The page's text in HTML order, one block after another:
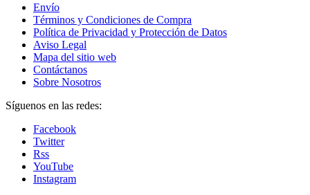
Envío
Términos y Condiciones de Compra
Política de Privacidad y Protección de Datos
Aviso Legal
Mapa del sitio web
Contáctanos
Sobre Nosotros
Síguenos en las redes:
Facebook
Twitter
Rss
YouTube
Instagram